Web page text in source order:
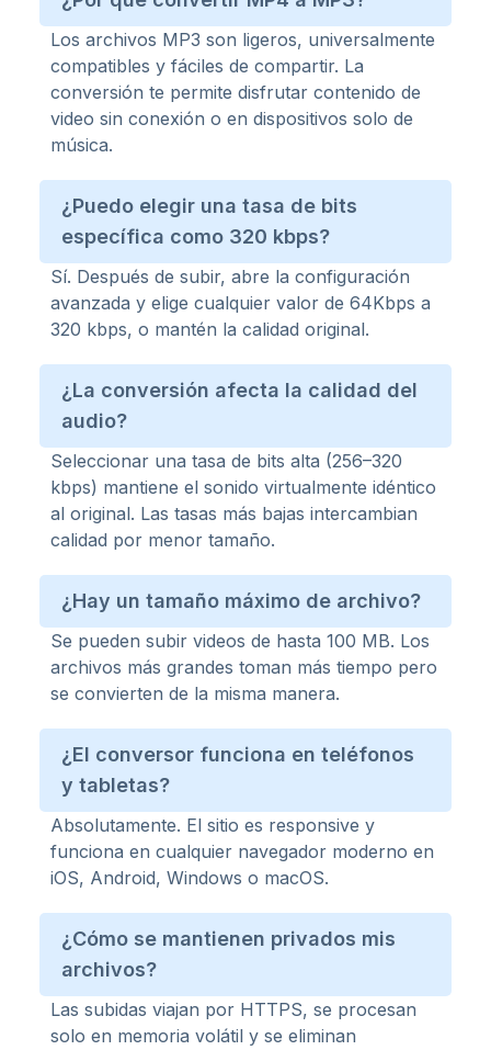
Los archivos MP3 son ligeros, universalmente
compatibles y fáciles de compartir. La
conversión te permite disfrutar contenido de
video sin conexión o en dispositivos solo de
música.
¿Puedo elegir una tasa de bits
específica como 320 kbps?
Sí. Después de subir, abre la configuración
avanzada y elige cualquier valor de 64Kbps a
320 kbps, o mantén la calidad original.
¿La conversión afecta la calidad del
audio?
Seleccionar una tasa de bits alta (256–320
kbps) mantiene el sonido virtualmente idéntico
al original. Las tasas más bajas intercambian
calidad por menor tamaño.
¿Hay un tamaño máximo de archivo?
Se pueden subir videos de hasta 100 MB. Los
archivos más grandes toman más tiempo pero
se convierten de la misma manera.
¿El conversor funciona en teléfonos
y tabletas?
Absolutamente. El sitio es responsive y
funciona en cualquier navegador moderno en
iOS, Android, Windows o macOS.
¿Cómo se mantienen privados mis
archivos?
Las subidas viajan por HTTPS, se procesan
solo en memoria volátil y se eliminan